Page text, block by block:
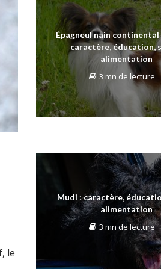
le
Épagneul nain
caractère, éducation,
alimentation
3 mn de lecture
Mudi : caractère,
alimentation
3 mn de lecture